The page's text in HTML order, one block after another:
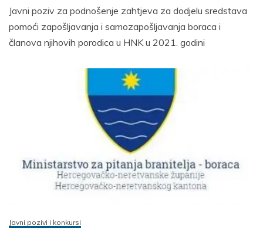
Javni poziv za podnošenje zahtjeva za dodjelu sredstava
pomoći zapošljavanja i samozapošljavanja boraca i
članova njihovih porodica u HNK u 2021. godini
Javni pozivi i konkursi